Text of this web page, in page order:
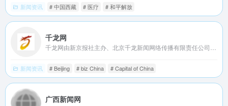
新闻资讯 # 中国西藏 # 医疗 # 和平解放
千龙网
新闻资讯 # Beijing # biz China # Capital of China
广西新闻网